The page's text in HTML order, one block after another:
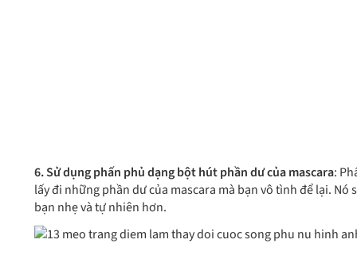
6. Sử dụng phấn phủ dạng bột hút phần dư của mascara:
lấy đi những phần dư của mascara mà bạn vô tình để lại. Nó
bạn nhẹ và tự nhiên hơn.